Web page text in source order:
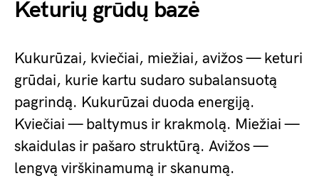
Keturių grūdų bazė
Kukurūzai, kviečiai, miežiai, avižos — keturi
grūdai, kurie kartu sudaro subalansuotą
pagrindą. Kukurūzai duoda energiją.
Kviečiai — baltymus ir krakmolą. Miežiai —
skaidulas ir pašaro struktūrą. Avižos —
lengvą virškinamumą ir skanumą.